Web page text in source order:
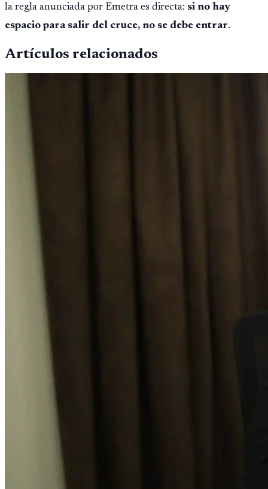
la regla anunciada por Emetra es directa: si no hay
espacio para salir del cruce, no se debe entrar.
Artículos relacionados